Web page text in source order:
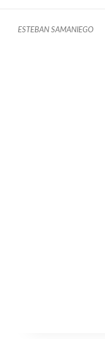
ESTEBAN SAMANIEGO